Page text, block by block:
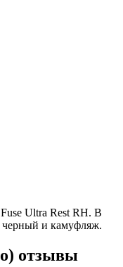
Ultra Rest RH. В
черный и камуфляж.
отзывы